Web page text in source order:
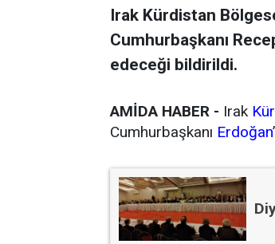
Irak Kürdistan
Cumhurbaşkanı
edeceği bildirildi.
AMİDA HABER - Irak
Cumhurbaşkanı Erdoğan